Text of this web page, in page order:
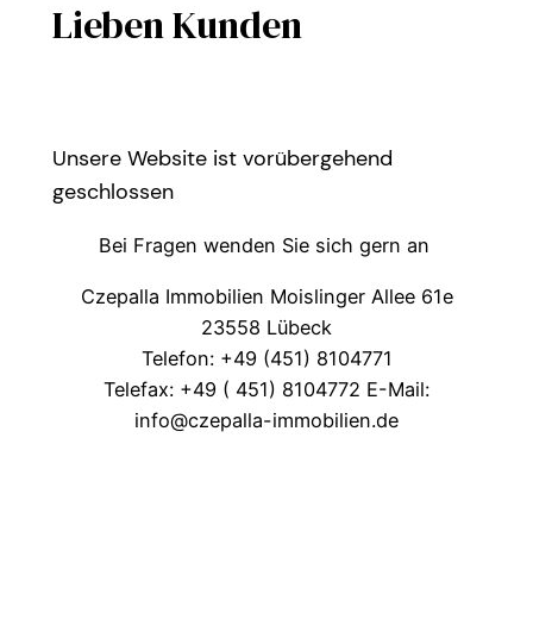
Lieben Kunden
Unsere Website ist vorübergehend
geschlossen
Bei Fragen wenden Sie sich gern an
Czepalla Immobilien Moislinger Allee 61e
23558 Lübeck
Telefon: +49 (451) 8104771
Telefax: +49 ( 451) 8104772 E-Mail:
info@czepalla-immobilien.de